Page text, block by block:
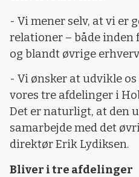
- Vi mener selv, at vi er
relationer – både
og blandt øvrige
- Vi ønsker at udvikle
vores tre afdelinger i
Det er naturligt, at den
samarbejde med det
direktør Erik Lydiksen.
Bliver i tre afdelinger